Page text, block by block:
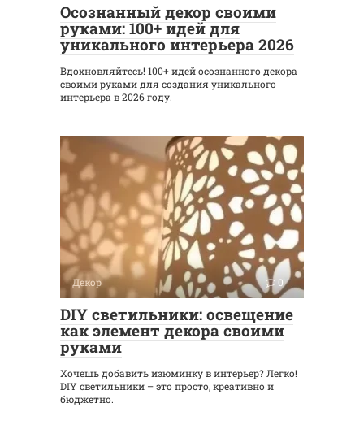
Осознанный декор своими
руками: 100+ идей для
уникального интерьера 2026
Вдохновляйтесь! 100+ идей осознанного декора
своими руками для создания уникального
интерьера в 2026 году.
Декор 0
DIY светильники: освещение
как элемент декора своими
руками
Хочешь добавить изюминку в интерьер? Легко!
DIY светильники – это просто, креативно и
бюджетно.